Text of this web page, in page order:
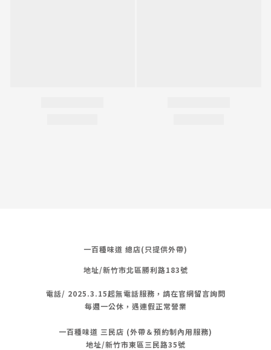
一百種味道 總店(只提供外帶)
地址/新竹市北區勝利路183號
電話/ 2025.3.15起無電話服務，請在官網留言詢問
每週一公休，遇連假正常營業
一百種味道 三民店 (外帶＆預約制內用服務)
地址/新竹市東區三民路35號